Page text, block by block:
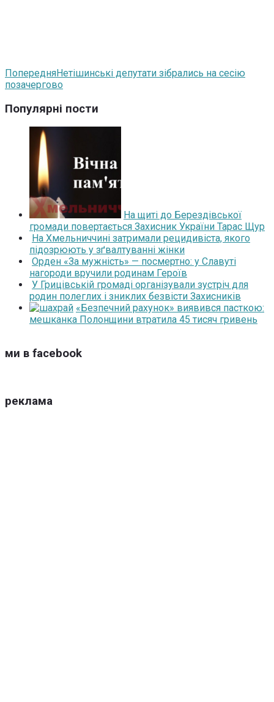
ПопередняНетішинські депутати зібрались на сесію
позачергово
Популярні пости
На щиті до Берездівської
громади повертається Захисник України Тарас Щур
На Хмельниччині затримали рецидивіста, якого
підозрюють у зґвалтуванні жінки
Орден «За мужність» — посмертно: у Славуті
нагороди вручили родинам Героїв
У Грицівській громаді організували зустріч для
родин полеглих і зниклих безвісти Захисників
«Безпечний рахунок» виявився пасткою:
мешканка Полонщини втратила 45 тисяч гривень
ми в facebook
реклама